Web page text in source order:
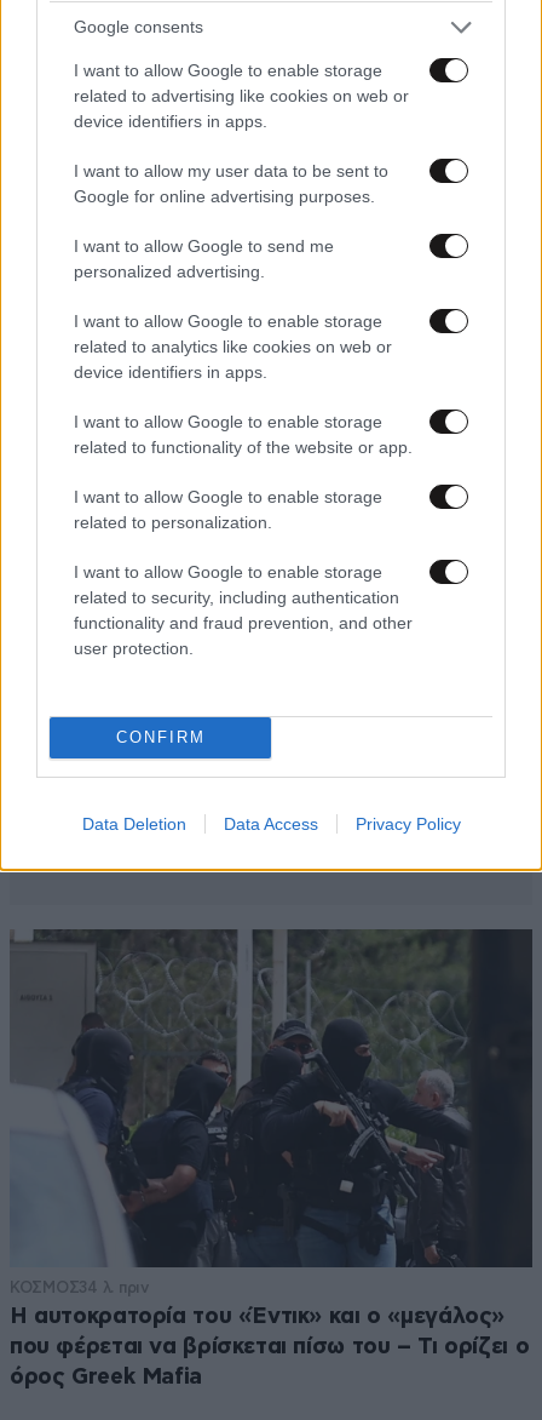
Google consents
I want to allow Google to enable storage
related to advertising like cookies on web or
device identifiers in apps.
I want to allow my user data to be sent to
Google for online advertising purposes.
I want to allow Google to send me
personalized advertising.
I want to allow Google to enable storage
related to analytics like cookies on web or
device identifiers in apps.
I want to allow Google to enable storage
related to functionality of the website or app.
I want to allow Google to enable storage
related to personalization.
I want to allow Google to enable storage
related to security, including authentication
functionality and fraud prevention, and other
user protection.
CONFIRM
Data Deletion Data Access Privacy Policy
ευτυχίας δεδομένη»
ΚΟΣΜΟΣ34 λ. πριν
Η αυτοκρατορία του «Έντικ» και ο «μεγάλος»
που φέρεται να βρίσκεται πίσω του – Τι ορίζει ο
όρος Greek Mafia